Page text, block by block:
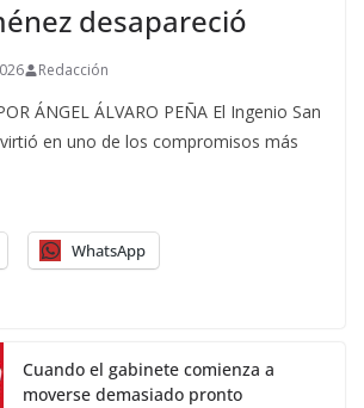
desapareció
Redacción
ÁNGEL ÁLVARO PEÑA El Ingenio San
en uno de los compromisos más
WhatsApp
Cuando el gabinete comienza a
moverse demasiado pronto